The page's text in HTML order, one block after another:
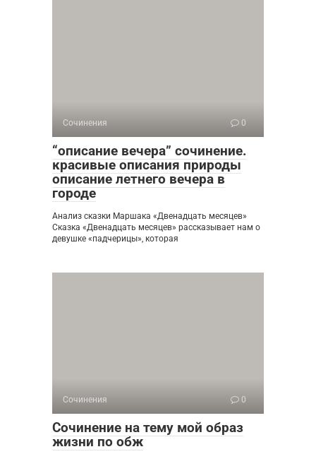
Сочинения 0
“описание вечера” сочинение.
красивые описания природы
описание летнего вечера в
городе
Анализ сказки Маршака «Двенадцать месяцев»
Сказка «Двенадцать месяцев» рассказывает нам о
девушке «падчерицы», которая
Сочинения 0
Сочинение на тему мой образ
жизни по обж